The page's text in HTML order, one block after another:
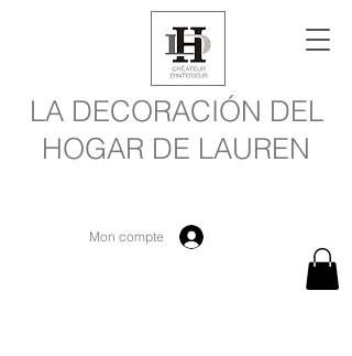
LA DECORACIÓN DEL
HOGAR DE LAUREN
Mon compte